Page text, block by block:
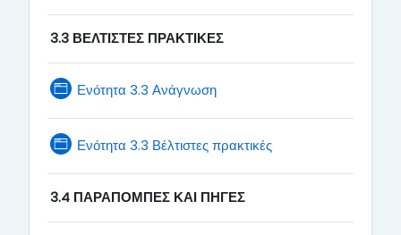
3.3 ΒΕΛΤΙΣΤΕΣ ΠΡΑΚΤΙΚΕΣ
Ενότητα 3.3 ΑνάγνωσηPage
Ενότητα 3.3 Βέλτιστες πρακτικέςPage
3.4 ΠΑΡΑΠΟΜΠΕΣ ΚΑΙ ΠΗΓΕΣ